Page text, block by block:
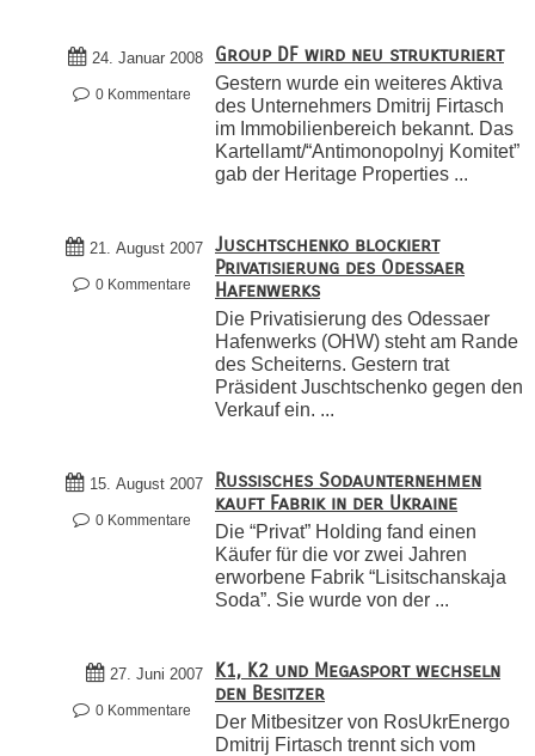
24. Januar 2008
0 Kommentare
Group DF wird neu strukturiert
Gestern wurde ein weiteres Aktiva
des Unternehmers Dmitrij Firtasch
im Immobilienbereich bekannt. Das
Kartellamt/“Antimonopolnyj Komitet”
gab der Heritage Properties ...
21. August 2007
0 Kommentare
Juschtschenko blockiert
Privatisierung des Odessaer
Hafenwerks
Die Privatisierung des Odessaer
Hafenwerks (OHW) steht am Rande
des Scheiterns. Gestern trat
Präsident Juschtschenko gegen den
Verkauf ein. ...
15. August 2007
0 Kommentare
Russisches Sodaunternehmen
kauft Fabrik in der Ukraine
Die “Privat” Holding fand einen
Käufer für die vor zwei Jahren
erworbene Fabrik “Lisitschanskaja
Soda”. Sie wurde von der ...
27. Juni 2007
0 Kommentare
K1, K2 und Megasport wechseln
den Besitzer
Der Mitbesitzer von RosUkrEnergo
Dmitrij Firtasch trennt sich vom